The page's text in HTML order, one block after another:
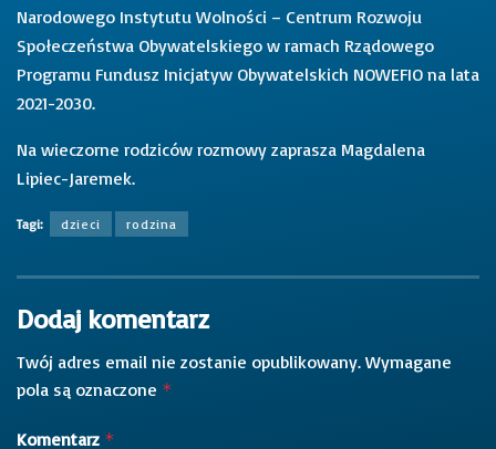
Narodowego Instytutu Wolności – Centrum Rozwoju
Społeczeństwa Obywatelskiego w ramach Rządowego
Programu Fundusz Inicjatyw Obywatelskich NOWEFIO na lata
2021-2030.
Na wieczorne rodziców rozmowy zaprasza Magdalena
Lipiec-Jaremek.
Tagi: dzieci rodzina
Dodaj komentarz
Twój adres email nie zostanie opublikowany. Wymagane
pola są oznaczone *
Komentarz *